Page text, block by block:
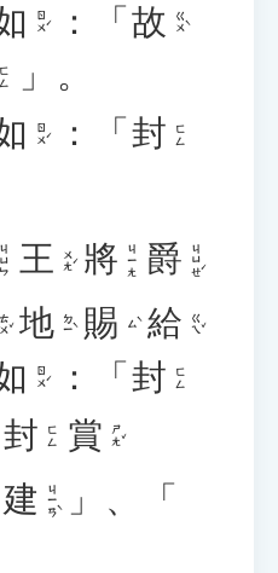
ㄖㄨˊ ：「 故 ㄍㄨˋ
ㄈㄥ
」。
ㄖㄨˊ ：「 封 ㄈㄥ
ㄐㄩㄣ 王 ㄨㄤˊ 將 ㄐㄧㄤ 爵 ㄐㄩㄝˊ
ㄊㄨˇ 地 ㄉㄧˋ 賜 ㄙˋ 給 ㄍㄟˇ
ㄖㄨˊ ：「 封 ㄈㄥ
封 ㄈㄥ 賞 ㄕㄤˇ
建 ㄐㄧㄢˋ
」、「